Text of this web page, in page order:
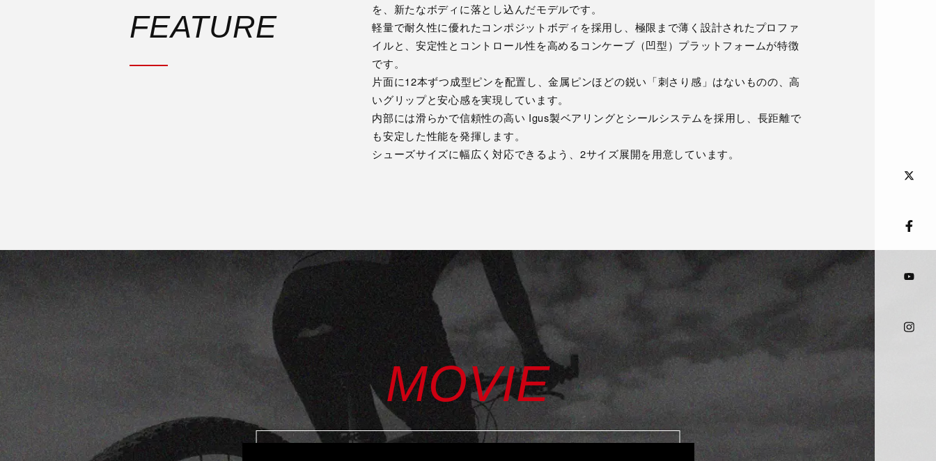
FEATURE
を、新たなボディに落とし込んだモデルです。
軽量で耐久性に優れたコンポジットボディを採用し、極限まで薄く設計されたプロファ
イルと、安定性とコントロール性を高めるコンケーブ（凹型）プラットフォームが特徴
です。
片面に12本ずつ成型ピンを配置し、金属ピンほどの鋭い「刺さり感」はないものの、高
いグリップと安心感を実現しています。
内部には滑らかで信頼性の高い Igus製ベアリングとシールシステムを採用し、長距離で
も安定した性能を発揮します。
シューズサイズに幅広く対応できるよう、2サイズ展開を用意しています。
MOVIE